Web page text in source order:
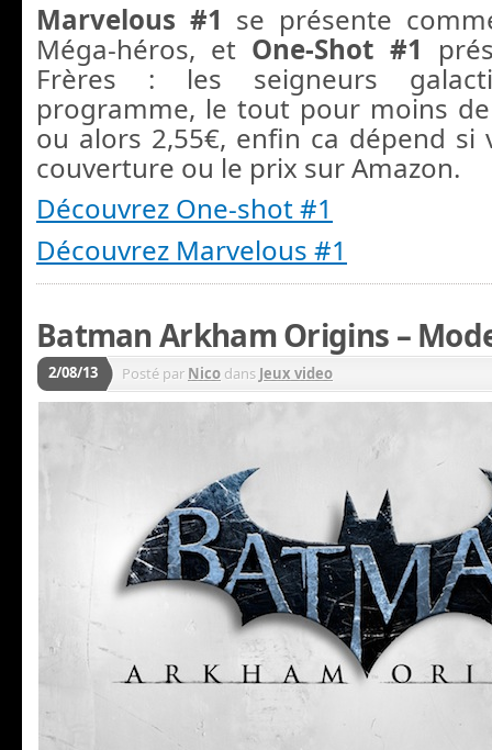
Marvelous #1 se présente
Méga-héros, et One-Shot #1
Frères : les seigneurs
programme, le tout pour moins
ou alors 2,55€, enfin ca dépend si
couverture ou le prix sur Amazon.
Découvrez One-shot #1
Découvrez Marvelous #1
Batman Arkham Origins –
2/08/13 Posté par Nico dans Jeux video